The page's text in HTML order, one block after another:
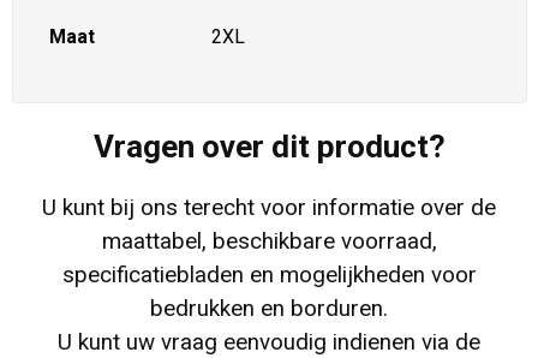
Maat 2XL
Vragen over dit product?
U kunt bij ons terecht voor informatie over de
maattabel, beschikbare voorraad,
specificatiebladen en mogelijkheden voor
bedrukken en borduren.
U kunt uw vraag eenvoudig indienen via de